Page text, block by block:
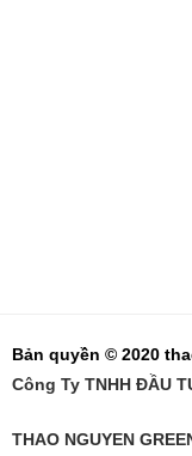
Bản quyền © 2020
Công Ty TNHH ĐẦU
THAO NGUYEN